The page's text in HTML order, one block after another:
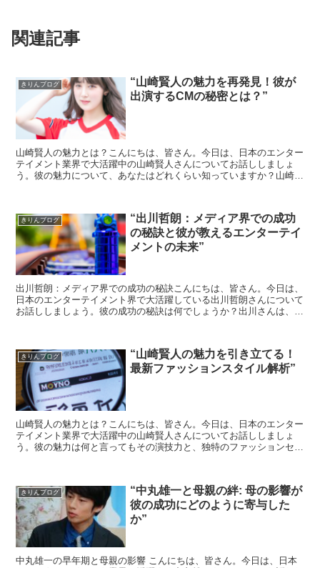
関連記事
きりんブログ
“山崎賢人の魅力を再発見！彼が
出演するCMの秘密とは？”
山崎賢人の魅力とは？こんにちは、皆さん。今日は、日本のエンター
テイメント業界で大活躍中の山崎賢人さんについてお話ししましょ
う。彼の魅力について、あなたはどれくらい知っていますか？山崎賢
きりんブログ
“出川哲朗：メディア界での成功
の秘訣と彼が教えるエンターテイ
メントの未来”
出川哲朗：メディア界での成功の秘訣こんにちは、皆さん。今日は、
日本のエンターテイメント界で大活躍している出川哲朗さんについて
お話ししましょう。彼の成功の秘訣は何でしょうか？出川さんは、常
きりんブログ
“山崎賢人の魅力を引き立てる！
最新ファッションスタイル解析”
山崎賢人の魅力とは？こんにちは、皆さん。今日は、日本のエンター
テイメント業界で大活躍中の山崎賢人さんについてお話ししましょ
う。彼の魅力は何と言ってもその演技力と、独特のファッションセン
きりんブログ
“中丸雄一と母親の絆: 母の影響が
彼の成功にどのように寄与した
か”
中丸雄一の早年期と母親の影響 こんにちは、皆さん。今日は、日本